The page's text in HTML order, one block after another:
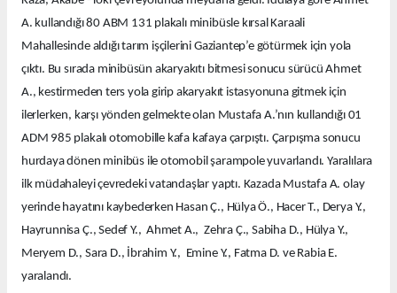
A. kullandığı 80 ABM 131 plakalı minibüsle kırsal Karaali
Mahallesinde aldığı tarım işçilerini Gaziantep’e götürmek için yola
çıktı. Bu sırada minibüsün akaryakıtı bitmesi sonucu sürücü Ahmet
A., kestirmeden ters yola girip akaryakıt istasyonuna gitmek için
ilerlerken, karşı yönden gelmekte olan Mustafa A.’nın kullandığı 01
ADM 985 plakalı otomobille kafa kafaya çarpıştı. Çarpışma sonucu
hurdaya dönen minibüs ile otomobil şarampole yuvarlandı. Yaralılara
ilk müdahaleyi çevredeki vatandaşlar yaptı. Kazada Mustafa A. olay
yerinde hayatını kaybederken Hasan Ç., Hülya Ö., Hacer T., Derya Y.,
Hayrunnisa Ç., Sedef Y., Ahmet A., Zehra Ç., Sabiha D., Hülya Y.,
Meryem D., Sara D., İbrahim Y., Emine Y., Fatma D. ve Rabia E.
yaralandı.